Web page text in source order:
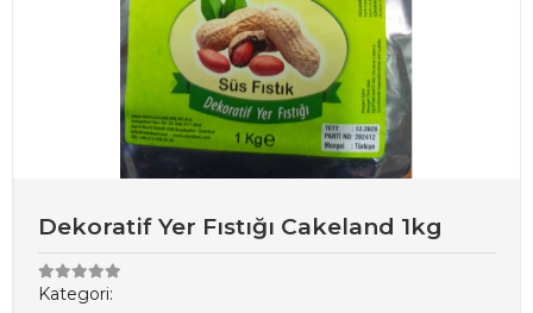
Dekoratif Yer Fıstığı Cakeland 1kg
Kategori: